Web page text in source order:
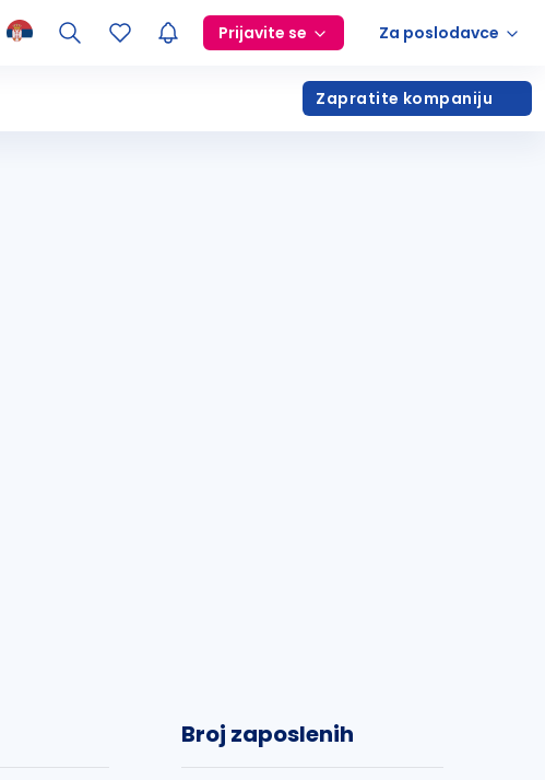
Prijavite se Za poslodavce
Zapratite kompaniju
Broj zaposlenih